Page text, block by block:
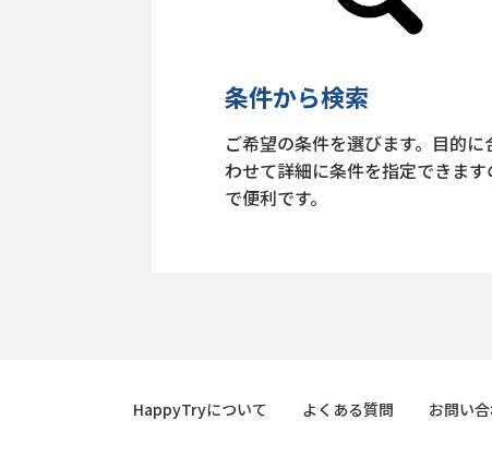
条件から検索
ご希望の条件を選びます。目的に
わせて詳細に条件を指定できます
で便利です。
HappyTryについて よくある質問 お問い